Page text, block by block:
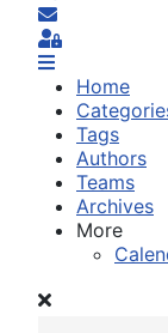
Subscribe to
Sign In
Home
Tags
Authors
Teams
Archives
More